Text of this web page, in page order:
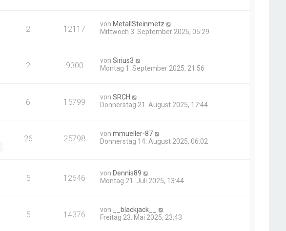
2 12117 von MetallSteinmetz
Mittwoch 3. September 2025, 05:29
2 9300 vonSirius3
Montag 1. September 2025, 21:56
6 15799 vonSRCH
Donnerstag 21. August 2025, 17:44
26 25798 vonmmueller-87
Donnerstag 14. August 2025, 06:02
5 12646 von Dennis89
Montag 21. Juli 2025, 13:44
5 14376 von
__blackjack__
Freitag 23. Mai 2025, 23:43